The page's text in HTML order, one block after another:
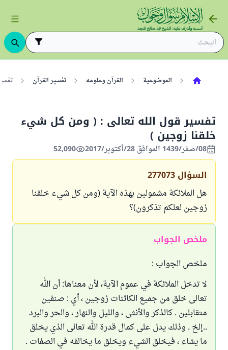
الموضوعية القرآن وعلومه تفسير القرآن
تفسير قول الله تعالى : ( ومن كل شيء
خلقنا زوجين )
08/صفر/1439 الموافق 28/أكتوبر/2017 52,090
السؤال 277073
هل الملائكة مشمولين بهذه الآية (ومن كل شيء خلقنا
زوجين لعلكم تذكرون)؟
ملخص الجواب
ملخص الجواب :
لا تدخل الملائكة في عموم الآية، لأن معناها: أن الله
تعالى خلق من جميع الكائنات زوجين ، أي : صنفين
متقابلين . كالذكر والأنثى ، والليل والنهار ، والحر والبرد
..إلخ . وذلك يدل على كمال قدرة الله تعالى الذي يخلق
ما يشاء ، فيخلق الشيء ويخلق ما يخالفه في الصفات .